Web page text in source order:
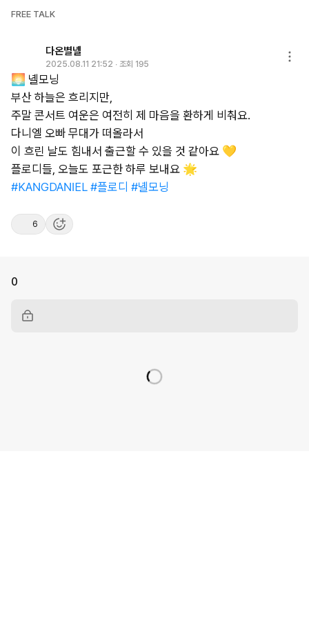
FREE TALK
다온별녤
2025.08.11 21:52 ∙ 조회 195
🌅 녤모닝
부산 하늘은 흐리지만,
주말 콘서트 여운은 여전히 제 마음을 환하게 비춰요.
다니엘 오빠 무대가 떠올라서
이 흐린 날도 힘내서 출근할 수 있을 것 같아요 💛
플로디들, 오늘도 포근한 하루 보내요 🌟
#KANGDANIEL #플로디 #녤모닝
6
0